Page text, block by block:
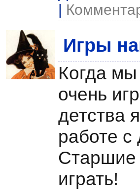
|
Игры
Когда
очень
детства
работе
Старшие
играть!